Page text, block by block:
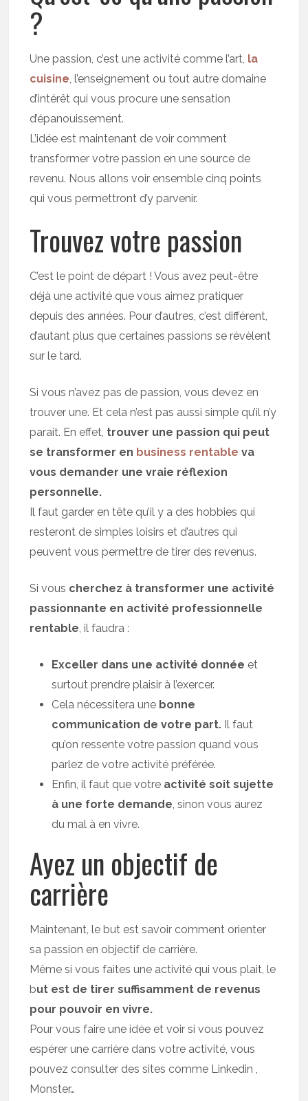
?
Une passion, c’est une activité comme l’art, la
cuisine , l’enseignement ou tout autre domaine
d’intérêt qui vous procure une sensation
d’épanouissement.
L’idée est maintenant de voir comment
transformer votre passion en une source de
revenu. Nous allons voir ensemble cinq points
qui vous permettront d’y parvenir.
Trouvez votre passion
C’est le point de départ ! Vous avez peut-être
déjà une activité que vous aimez pratiquer
depuis des années. Pour d’autres, c’est différent,
d’autant plus que certaines passions se révèlent
sur le tard.
Si vous n’avez pas de passion, vous devez en
trouver une. Et cela n’est pas aussi simple qu’il n’y
parait. En effet, trouver une passion qui peut
se transformer en business rentable va
vous demander une vraie réflexion
personnelle.
Il faut garder en tête qu’il y a des hobbies qui
resteront de simples loisirs et d’autres qui
peuvent vous permettre de tirer des revenus.
Si vous cherchez à transformer une activité
passionnante en activité professionnelle
rentable , il faudra :
Exceller dans une activité donnée et
surtout prendre plaisir à l’exercer.
Cela nécessitera une bonne
communication de votre part. Il faut
qu’on ressente votre passion quand vous
parlez de votre activité préférée.
Enfin, il faut que votre activité soit sujette
à une forte demande , sinon vous aurez
du mal à en vivre.
Ayez un objectif de
carrière
Maintenant, le but est savoir comment orienter
sa passion en objectif de carrière.
Même si vous faites une activité qui vous plait, le
but est de tirer suffisamment de revenus
pour pouvoir en vivre.
Pour vous faire une idée et voir si vous pouvez
espérer une carrière dans votre activité, vous
pouvez consulter des sites comme Linkedin ,
Monster…